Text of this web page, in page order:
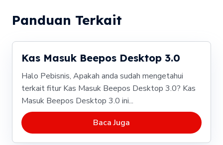
Panduan Terkait
Kas Masuk Beepos Desktop 3.0
Halo Pebisnis, Apakah anda sudah mengetahui
terkait fitur Kas Masuk Beepos Desktop 3.0? Kas
Masuk Beepos Desktop 3.0 ini...
Baca Juga